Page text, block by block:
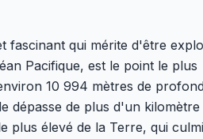
fascinant qui mérite d'être
Pacifique, est le point le plus
10 994 mètres de
dépasse de plus d'un kilomètre
plus élevé de la Terre, qui